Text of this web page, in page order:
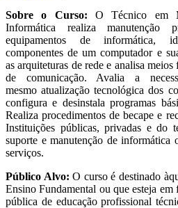
Sobre o Curso: O Técnico em
Informática realiza manutenção
equipamentos de informática,
componentes de um computador e
as arquiteturas de rede e analisa
de comunicação. Avalia a
mesmo atualização tecnológica dos
configura e desinstala programas
Realiza procedimentos de becape e
Instituições públicas, privadas e do
suporte e manutenção de informática
serviços.
Público Alvo: O curso é destinado
Ensino Fundamental ou que esteja
pública de educação profissional